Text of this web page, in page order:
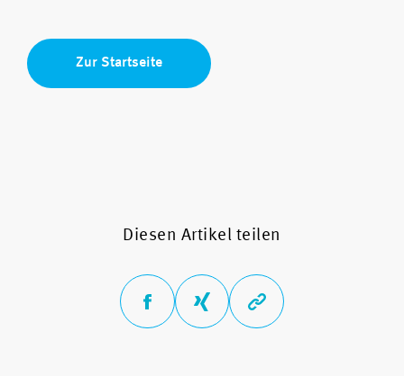
Zur Startseite
Diesen Artikel teilen